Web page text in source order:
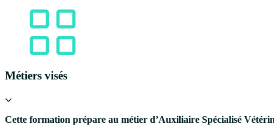
Métiers visés
Cette formation prépare au métier d’Auxiliaire Spécialisé